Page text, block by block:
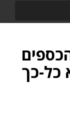
כל-כך